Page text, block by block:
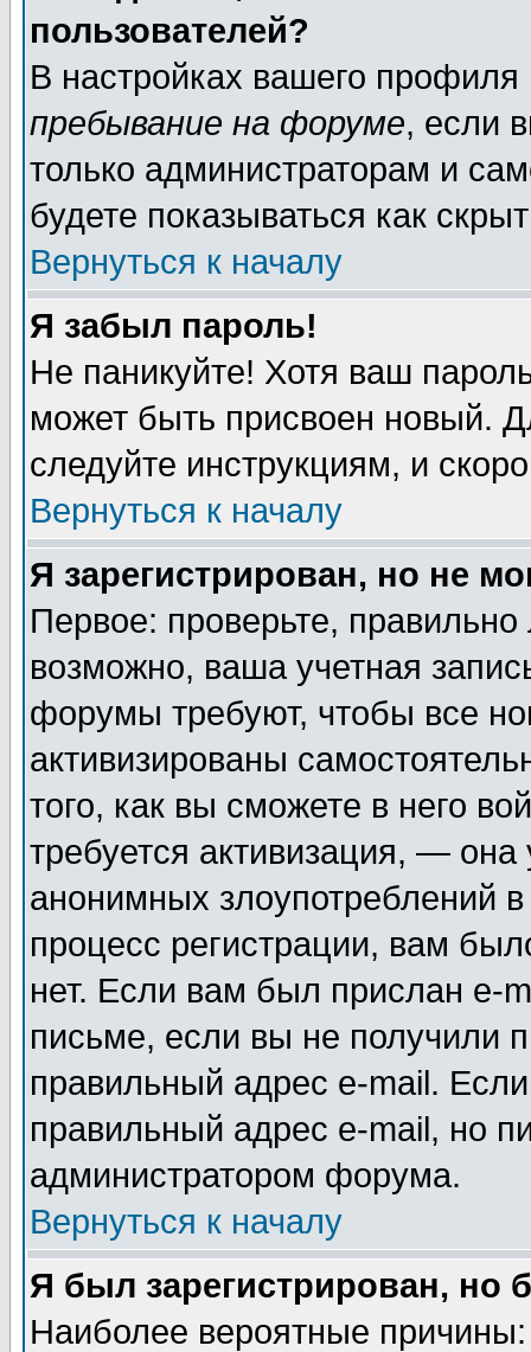
пользователей?
В настройках вашего
пребывание на форуме, если
только администраторам и
будете показываться как
Вернуться к началу
Я забыл пароль!
Не паникуйте! Хотя ваш
может быть присвоен новый.
следуйте инструкциям, и
Вернуться к началу
Я зарегистрирован, но не
Первое: проверьте,
возможно, ваша учетная
форумы требуют, чтобы все
активизированы
того, как вы сможете в него
требуется активизация, —
анонимных злоупотреблений
процесс регистрации, вам
нет. Если вам был прислан e-
письме, если вы не получили
правильный адрес e-mail.
правильный адрес e-mail, но
администратором форума.
Вернуться к началу
Я был зарегистрирован, но
Наиболее вероятные